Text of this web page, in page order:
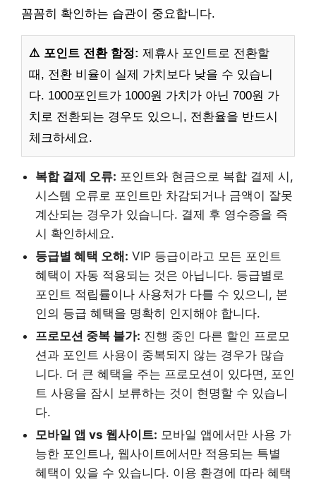
꼼꼼히 확인하는 습관이 중요합니다.
⚠️ 포인트 전환 함정: 제휴사 포인트로 전환할
때, 전환 비율이 실제 가치보다 낮을 수 있습니
다. 1000포인트가 1000원 가치가 아닌 700원 가
치로 전환되는 경우도 있으니, 전환율을 반드시
체크하세요.
복합 결제 오류: 포인트와 현금으로 복합 결제 시,
시스템 오류로 포인트만 차감되거나 금액이 잘못
계산되는 경우가 있습니다. 결제 후 영수증을 즉
시 확인하세요.
등급별 혜택 오해: VIP 등급이라고 모든 포인트
혜택이 자동 적용되는 것은 아닙니다. 등급별로
포인트 적립률이나 사용처가 다를 수 있으니, 본
인의 등급 혜택을 명확히 인지해야 합니다.
프로모션 중복 불가: 진행 중인 다른 할인 프로모
션과 포인트 사용이 중복되지 않는 경우가 많습
니다. 더 큰 혜택을 주는 프로모션이 있다면, 포인
트 사용을 잠시 보류하는 것이 현명할 수 있습니
다.
모바일 앱 vs 웹사이트: 모바일 앱에서만 사용 가
능한 포인트나, 웹사이트에서만 적용되는 특별
혜택이 있을 수 있습니다. 이용 환경에 따라 혜택